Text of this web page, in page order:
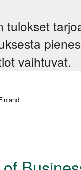
tulokset
vaihtuvat.